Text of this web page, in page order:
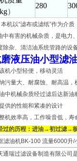
kg）
280
本机以“滤布或滤纸”作为介
中有害的机械杂质，是电力
除杂、清洁油系统管路的设
液压油小型滤
机小型轻便，移动灵活
污量大、耐腐蚀、耐高温，
中机械杂质经过滤后达新油
供的性能和紧凑的设计
机效率高，工作噪音低，寿
过的历程：进油→初过滤→
滤油机BK-100 流量6000升/
通瑞过滤设备制造有限公司